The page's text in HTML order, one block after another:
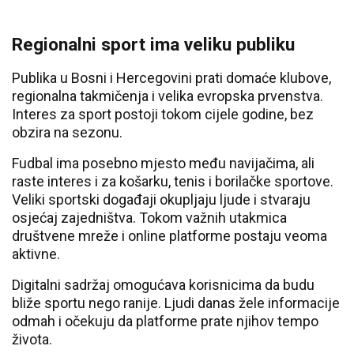
Regionalni sport ima veliku publiku
Publika u Bosni i Hercegovini prati domaće klubove,
regionalna takmičenja i velika evropska prvenstva.
Interes za sport postoji tokom cijele godine, bez
obzira na sezonu.
Fudbal ima posebno mjesto među navijačima, ali
raste interes i za košarku, tenis i borilačke sportove.
Veliki sportski događaji okupljaju ljude i stvaraju
osjećaj zajedništva. Tokom važnih utakmica
društvene mreže i online platforme postaju veoma
aktivne.
Digitalni sadržaj omogućava korisnicima da budu
bliže sportu nego ranije. Ljudi danas žele informacije
odmah i očekuju da platforme prate njihov tempo
života.